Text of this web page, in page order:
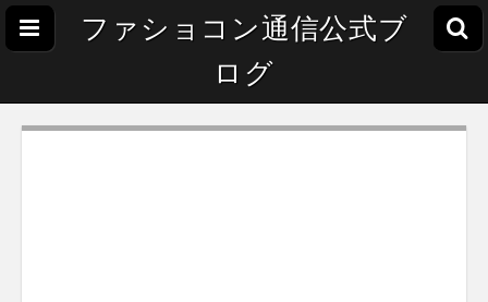
ファショコン通信公式ブ
ログ